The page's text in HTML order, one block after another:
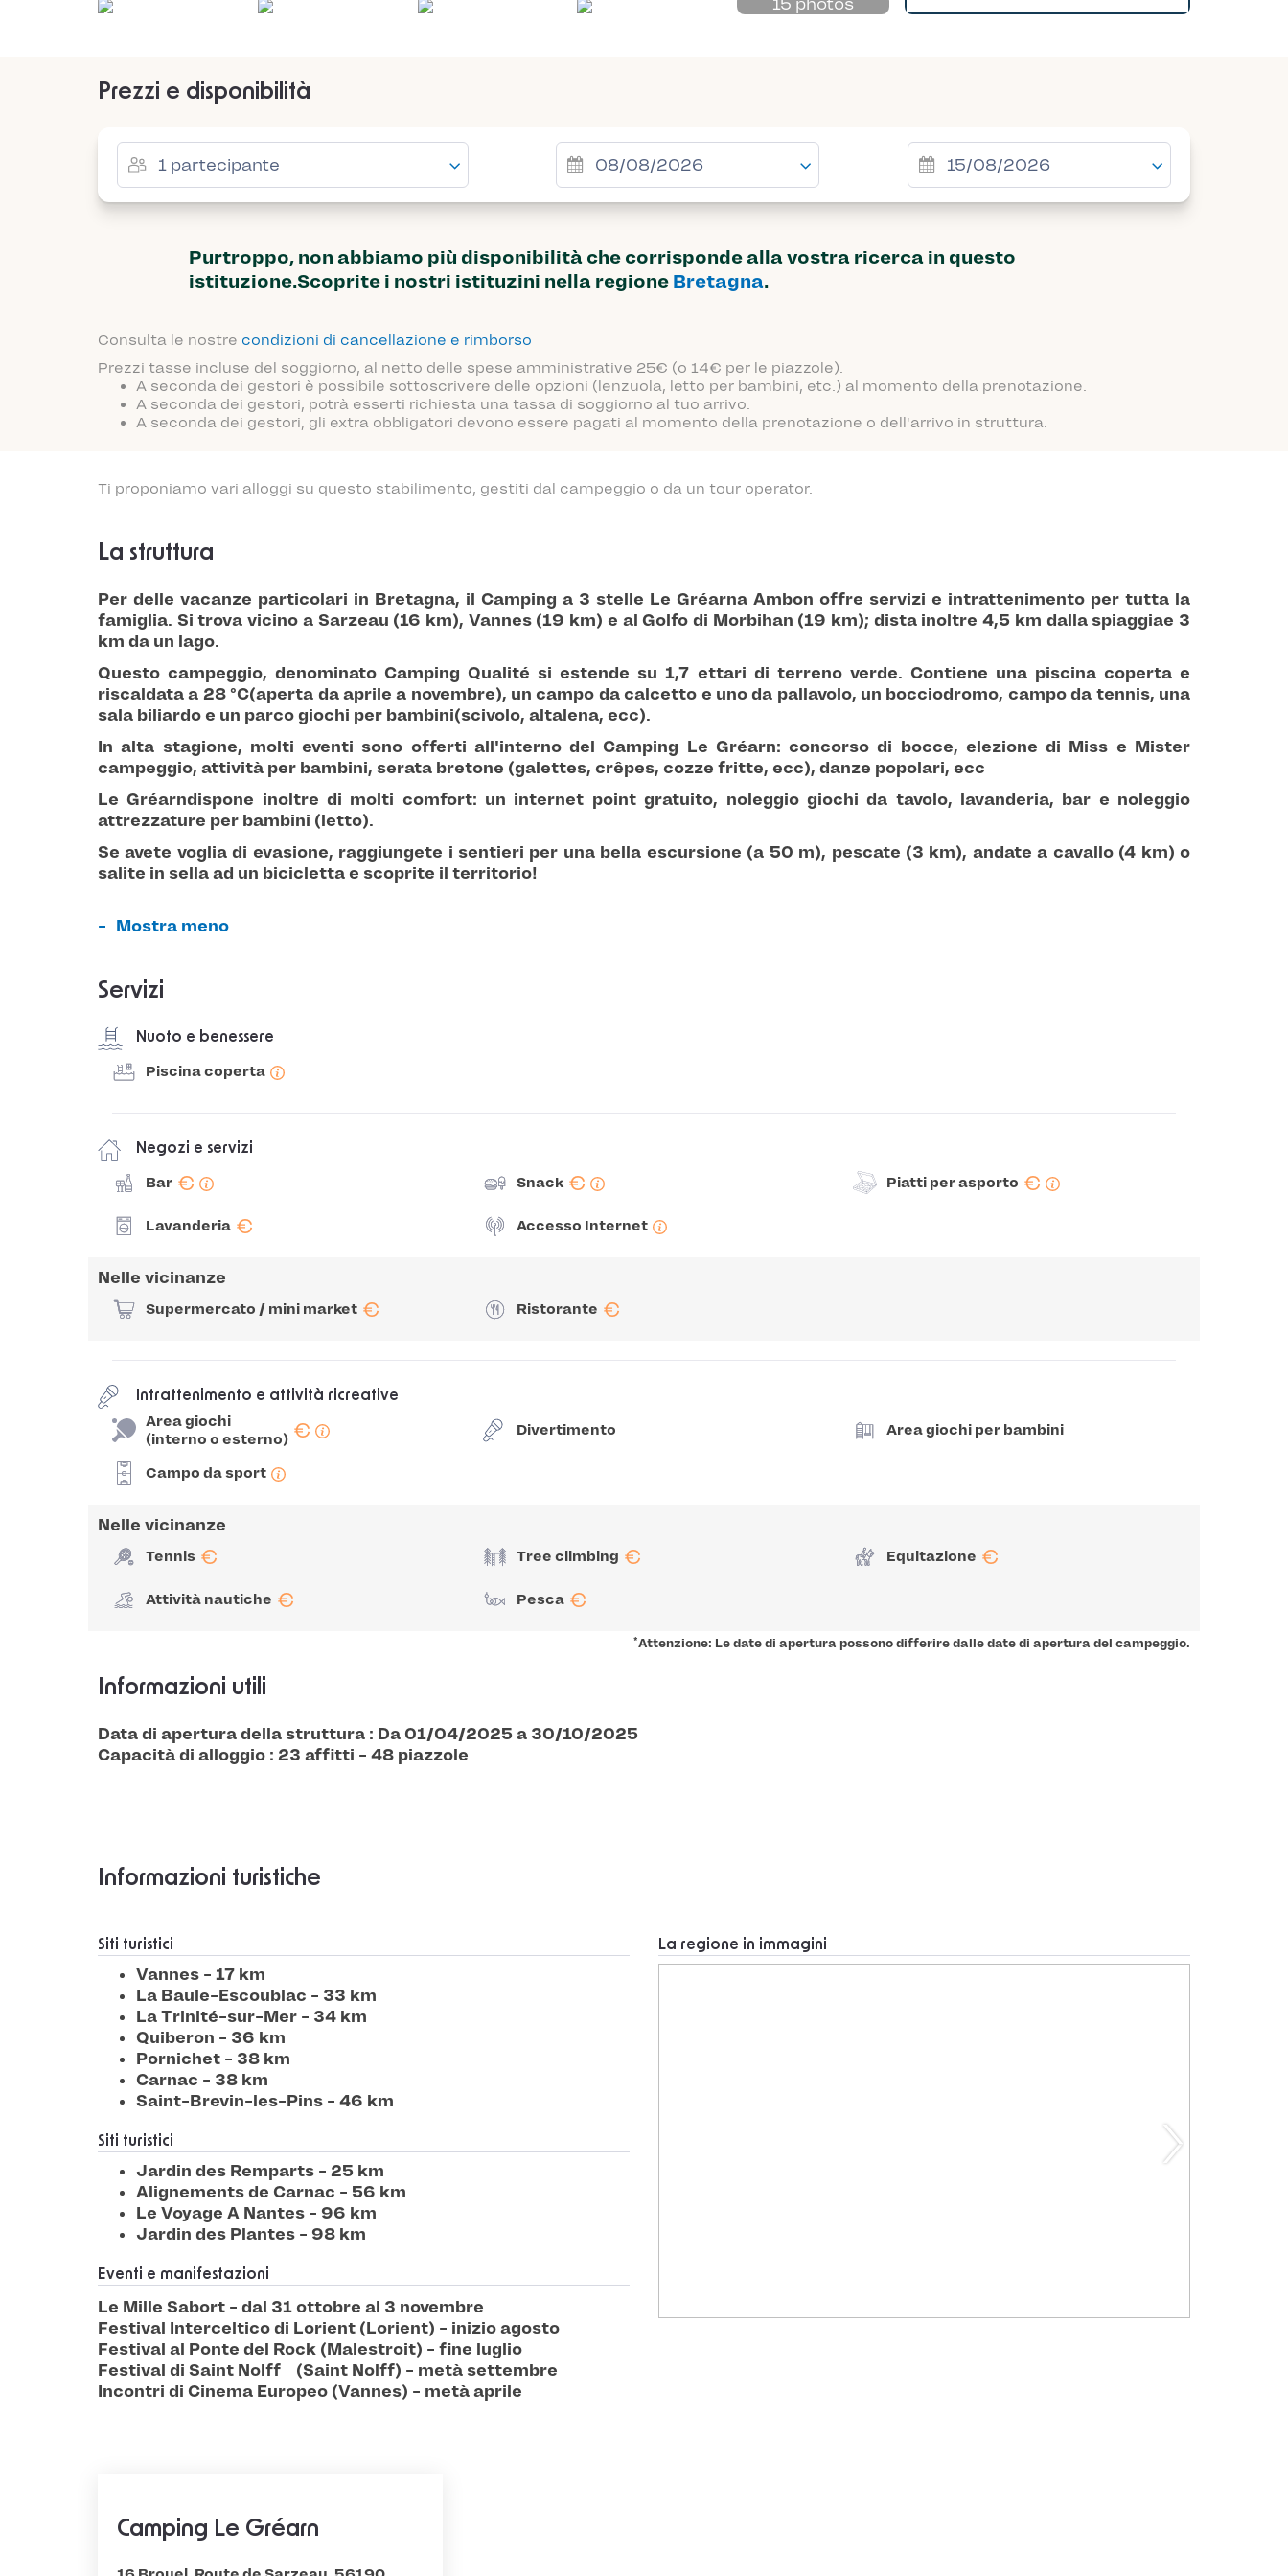
15 photos
Prezzi e disponibilità
Purtroppo, non abbiamo più disponibilità che corrisponde alla vostra ricerca in questo
istituzione.Scoprite i nostri istituzini nella regione Bretagna.
Consulta le nostre condizioni di cancellazione e rimborso
Prezzi tasse incluse del soggiorno, al netto delle spese amministrative 25€ (o 14€ per le piazzole).
A seconda dei gestori è possibile sottoscrivere delle opzioni (lenzuola, letto per bambini, etc.) al momento della prenotazione.
A seconda dei gestori, potrà esserti richiesta una tassa di soggiorno al tuo arrivo.
A seconda dei gestori, gli extra obbligatori devono essere pagati al momento della prenotazione o dell'arrivo in struttura.
Ti proponiamo vari alloggi su questo stabilimento, gestiti dal campeggio o da un tour operator.
La struttura
Per delle vacanze particolari in Bretagna, il Camping a 3 stelle Le Gréarna Ambon offre servizi e intrattenimento per tutta la
famiglia. Si trova vicino a Sarzeau (16 km), Vannes (19 km) e al Golfo di Morbihan (19 km); dista inoltre4,5 km dalla spiaggiae 3
km da un lago.
Questo campeggio, denominato Camping Qualité si estende su1,7 ettari di terreno verde. Contiene una piscina copertae
riscaldata a 28 °C(aperta da aprile a novembre), un campo da calcetto e uno da pallavolo, un bocciodromo, campo da tennis, una
sala biliardo e un parco giochi per bambini(scivolo, altalena, ecc).
In alta stagione, molti eventi sono offerti all'interno del Camping Le Gréarn: concorso di bocce, elezione di Miss e Mister
campeggio, attività per bambini, serata bretone (galettes, crêpes, cozze fritte, ecc), danze popolari, ecc
Le Gréarndispone inoltre di molti comfort: un internet point gratuito, noleggio giochi da tavolo, lavanderia, bar e noleggio
attrezzature per bambini (letto).
Se avete voglia di evasione, raggiungete i sentieri per una bella escursione (a 50 m), pescate (3 km), andate a cavallo (4 km) o
salite in sella ad un bicicletta e scoprite il territorio!
Mostra meno
Servizi
Nuoto e benessere
Piscina coperta
Negozi e servizi
Bar € Snack € Piatti per asporto €
Lavanderia € Accesso Internet
Nelle vicinanze
Supermercato / mini market € Ristorante €
Intrattenimento e attività ricreative
Area giochi
(interno o esterno) € Divertimento Area giochi per bambini
Campo da sport
Nelle vicinanze
Tennis € Tree climbing € Equitazione €
Attività nautiche € Pesca €
*Attenzione: Le date di apertura possono differire dalle date di apertura del campeggio.
Informazioni utili
Data di apertura della struttura : Da 01/04/2025 a 30/10/2025
Capacità di alloggio : 23 affitti - 48 piazzole
Informazioni turistiche
Siti turistici
Vannes - 17 km
La Baule-Escoublac - 33 km
La Trinité-sur-Mer - 34 km
Quiberon - 36 km
Pornichet - 38 km
Carnac - 38 km
Saint-Brevin-les-Pins - 46 km
Siti turistici
Jardin des Remparts - 25 km
Alignements de Carnac - 56 km
Le Voyage A Nantes - 96 km
Jardin des Plantes - 98 km
Eventi e manifestazioni
Le Mille Sabort - dal 31 ottobre al 3 novembre
Festival Interceltico di Lorient (Lorient) - inizio agosto
Festival al Ponte del Rock (Malestroit) - fine luglio
Festival di Saint Nolff (Saint Nolff) - metà settembre
Incontri di Cinema Europeo (Vannes) - metà aprile
La regione in immagini
Camping Le Gréarn